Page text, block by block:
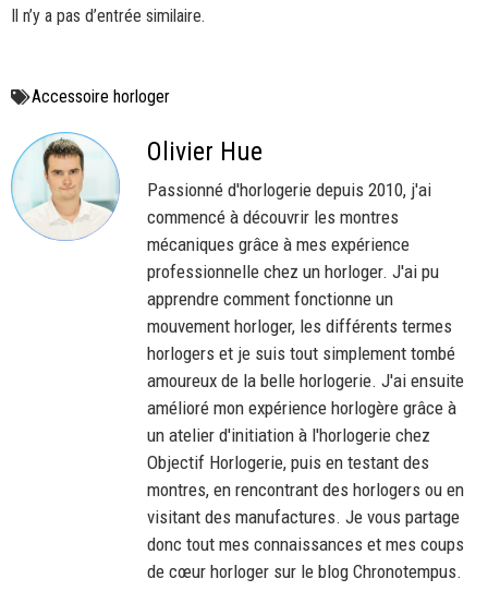
Il n’y a pas d’entrée similaire.
Accessoire horloger
Olivier Hue
Passionné d'horlogerie depuis 2010, j'ai
commencé à découvrir les montres
mécaniques grâce à mes expérience
professionnelle chez un horloger. J'ai pu
apprendre comment fonctionne un
mouvement horloger, les différents termes
horlogers et je suis tout simplement tombé
amoureux de la belle horlogerie. J'ai ensuite
amélioré mon expérience horlogère grâce à
un atelier d'initiation à l'horlogerie chez
Objectif Horlogerie, puis en testant des
montres, en rencontrant des horlogers ou en
visitant des manufactures. Je vous partage
donc tout mes connaissances et mes coups
de cœur horloger sur le blog Chronotempus.